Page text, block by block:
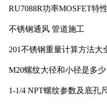
RU7088R功率MOSFET特
不锈钢通风 管道施工
201不锈钢重量计算方法大
M20螺纹大径和小径是多少
1-1/4 NPT螺纹参数及底孔